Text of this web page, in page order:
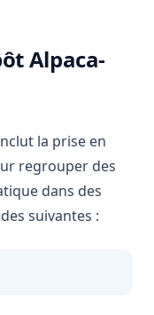
Alpaca-
la prise en
regrouper des
dans des
suivantes :